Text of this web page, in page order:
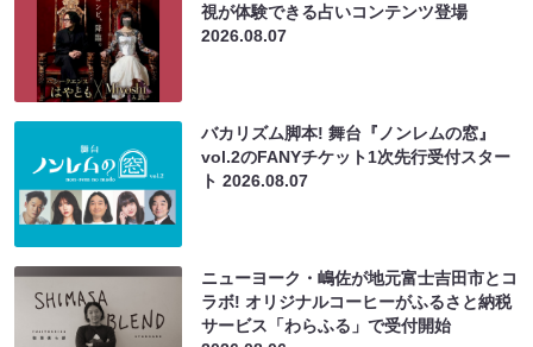
視が体験できる占いコンテンツ登場
2026.08.07
バカリズム脚本! 舞台『ノンレムの窓』
vol.2のFANYチケット1次先行受付スター
ト2026.08.07
ニューヨーク・嶋佐が地元富士吉田市とコ
ラボ! オリジナルコーヒーがふるさと納税
サービス「わらふる」で受付開始